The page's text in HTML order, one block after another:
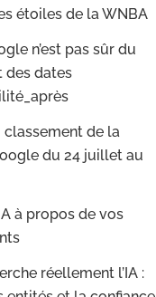
étoiles de la WNBA
n’est pas sûr du
des dates
de la
du 24 juillet au
à propos de vos
réellement l’IA :